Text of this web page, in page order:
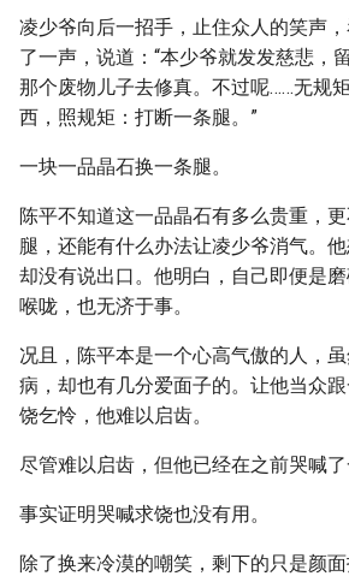
凌少爷向后一招手，止住众人的笑声
了一声，说道：“本少爷就发发慈悲，
那个废物儿子去修真。不过呢……无规
西，照规矩：打断一条腿。”
一块一品晶石换一条腿。
陈平不知道这一品晶石有多么贵重，
腿，还能有什么办法让凌少爷消气。
却没有说出口。他明白，自己即便是
喉咙，也无济于事。
况且，陈平本是一个心高气傲的人，
病，却也有几分爱面子的。让他当众
饶乞怜，他难以启齿。
尽管难以启齿，但他已经在之前哭喊了
事实证明哭喊求饶也没有用。
除了换来冷漠的嘲笑，剩下的只是颜面